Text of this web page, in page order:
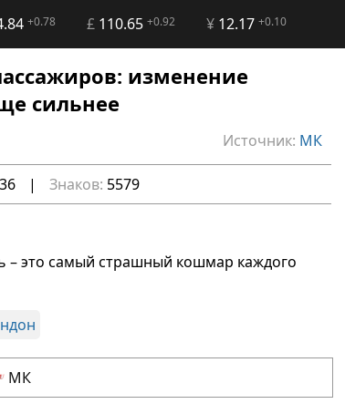
+0.78 £110.65 +0.92 ¥12.17 +0.10
изменение
сильнее
Источник: МК
| Знаков: 5579
– это самый страшный кошмар каждого
МК